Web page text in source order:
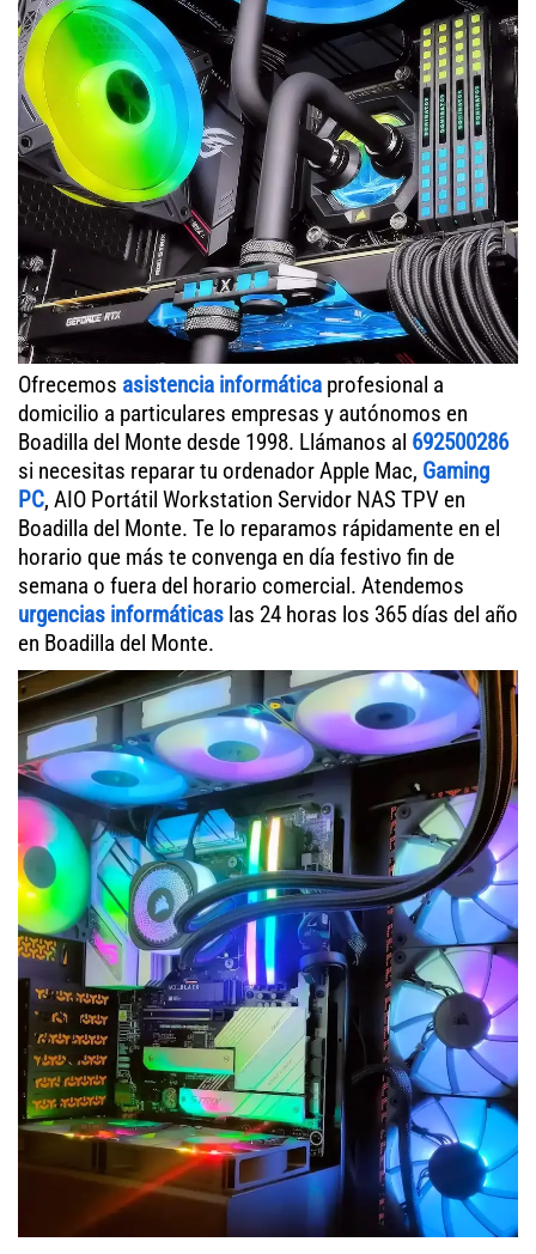
Ofrecemos asistencia informática profesional a
domicilio a particulares empresas y autónomos en
Boadilla del Monte desde 1998. Llámanos al 692500286
si necesitas reparar tu ordenador Apple Mac, Gaming
PC, AIO Portátil Workstation Servidor NAS TPV en
Boadilla del Monte. Te lo reparamos rápidamente en el
horario que más te convenga en día festivo fin de
semana o fuera del horario comercial. Atendemos
urgencias informáticas las 24 horas los 365 días del año
en Boadilla del Monte.